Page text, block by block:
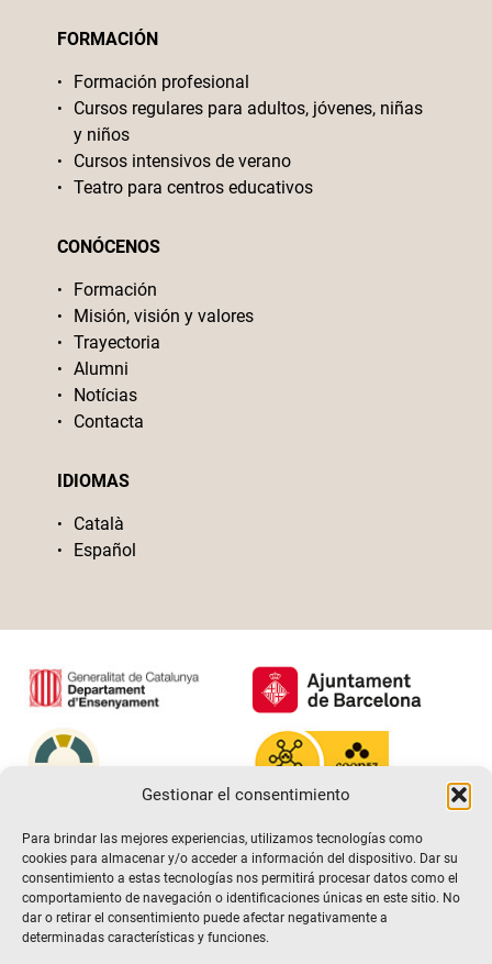
Gestionar el consentimiento
Para brindar las mejores experiencias, utilizamos tecnologías como
cookies para almacenar y/o acceder a información del dispositivo. Dar su
consentimiento a estas tecnologías nos permitirá procesar datos como el
comportamiento de navegación o identificaciones únicas en este sitio. No
dar o retirar el consentimiento puede afectar negativamente a
determinadas características y funciones.
FORMACIÓN
Formación profesional
Cursos regulares para adultos, jóvenes, niñas
y niños
Cursos intensivos de verano
Teatro para centros educativos
CONÓCENOS
Formación
Misión, visión y valores
Trayectoria
Alumni
Notícias
Contacta
IDIOMAS
Català
Español